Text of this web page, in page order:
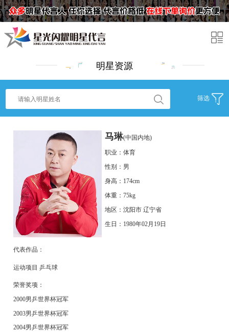
明星资源
筛选
马琳(中国内地)
职业：体育
性别：男
身高：174cm
体重：75kg
地区：沈阳市 辽宁省
生日：1980年02月19日
代表作品：
运动项目 乒乓球
荣誉奖项：
2000男乒世界杯冠军
2003男乒世界杯冠军
2004男乒世界杯冠军